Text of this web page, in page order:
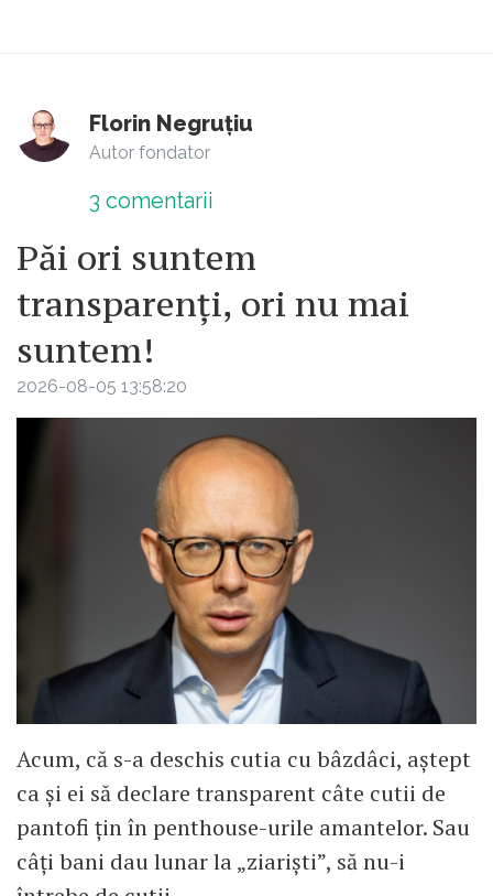
Florin Negruțiu
Autor fondator
3 comentarii
Păi ori suntem
transparenți, ori nu mai
suntem!
2026-08-05 13:58:20
Acum, că s-a deschis cutia cu bâzdâci, aștept
ca și ei să declare transparent câte cutii de
pantofi țin în penthouse-urile amantelor. Sau
câți bani dau lunar la „ziariști”, să nu-i